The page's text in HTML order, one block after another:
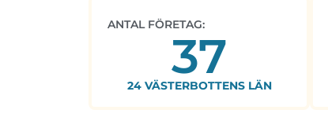
ANTAL FÖRETAG:
37
24 VÄSTERBOTTENS LÄN